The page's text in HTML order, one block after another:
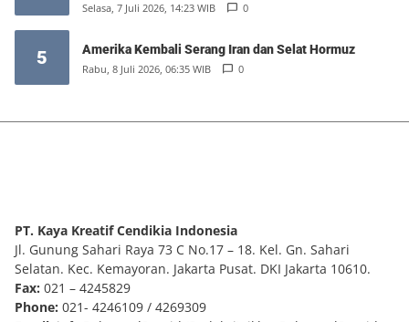
Selasa, 7 Juli 2026, 14:23 WIB 0
5 Amerika Kembali Serang Iran dan Selat Hormuz
Rabu, 8 Juli 2026, 06:35 WIB 0
PT. Kaya Kreatif Cendikia Indonesia
Jl. Gunung Sahari Raya 73 C No.17 – 18. Kel. Gn. Sahari
Selatan. Kec. Kemayoran. Jakarta Pusat. DKI Jakarta 10610.
Fax: 021 – 4245829
Phone: 021- 4246109 / 4269309